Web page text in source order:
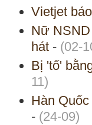
Vietjet
Nữ
hát - (02-
Bị 'tố'
11)
Hàn
- (24-09)